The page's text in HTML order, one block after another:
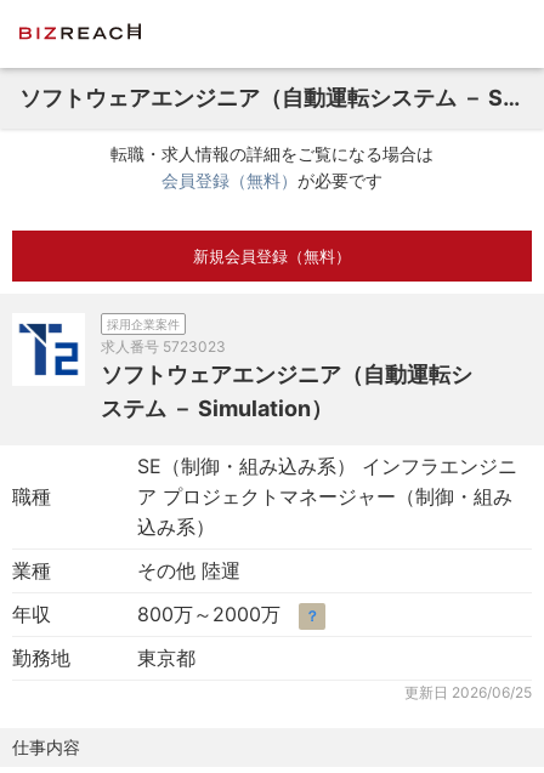
ソフトウェアエンジニア（自動運転システム － Simulation）
転職・求人情報の詳細をご覧になる場合は
会員登録（無料） が必要です
新規会員登録（無料）
採用企業案件
求人番号 5723023
ソフトウェアエンジニア（自動運転シ
ステム － Simulation）
職種
SE（制御・組み込み系） インフラエンジニ
ア プロジェクトマネージャー（制御・組み
込み系）
業種
その他 陸運
年収
800万～2000万 ？
勤務地 東京都
更新日 2026/06/25
仕事内容